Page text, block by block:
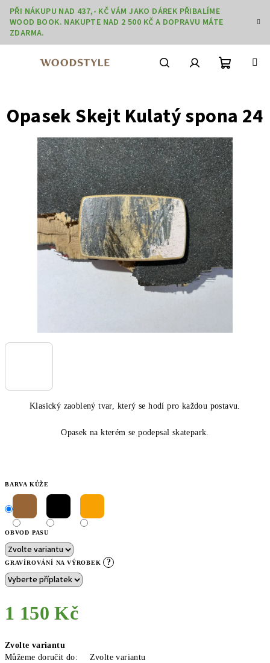
Přejít
obsah
PŘI NÁKUPU NAD 437,- KČ VÁM JAKO DÁREK PŘIBALÍME
WOOD BOOK. NAKUPTE NAD 2 500 KČ A DOPRAVU MÁTE
ZDARMA.
košík
Klasický zaoblený tvar, který se hodí pro každou postavu.
Opasek na kterém se podepsal skatepark.
BARVA KŮŽE
OBVOD PASU
GRAVÍROVÁNÍ NA VÝROBEK ?
1 150 Kč
cena:
Zvolte variantu
Můžeme doručit do:
Zvolte variantu
Opasek Skejt Kulatý spona 24